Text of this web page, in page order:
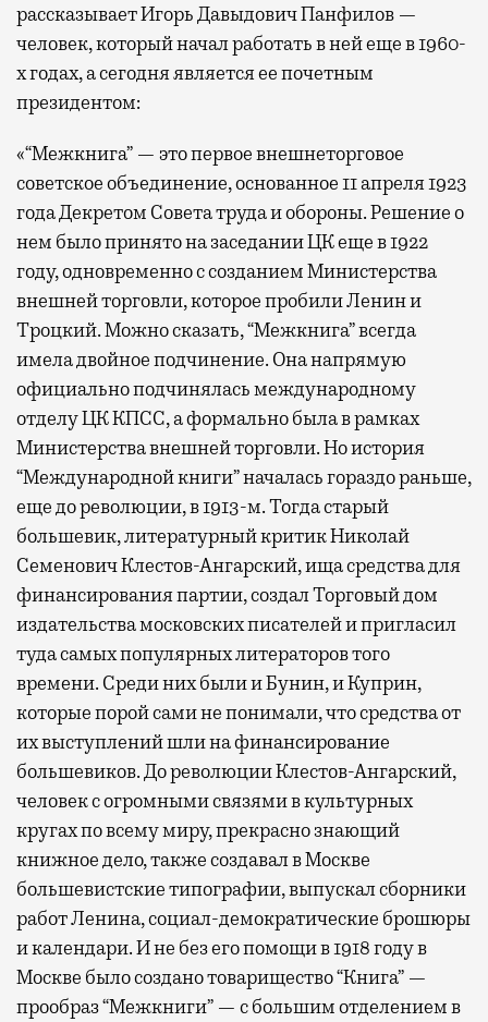
рассказывает Игорь Давыдович Панфилов —
человек, который начал работать в ней еще в 1960-
х годах, а сегодня является ее почетным
президентом:
«“Межкнига” — это первое внешнеторговое
советское объединение, основанное 11 апреля 1923
года Декретом Совета труда и обороны. Решение о
нем было принято на заседании ЦК еще в 1922
году, одновременно с созданием Министерства
внешней торговли, которое пробили Ленин и
Троцкий. Можно сказать, “Межкнига” всегда
имела двойное подчинение. Она напрямую
официально подчинялась международному
отделу ЦК КПСС, а формально была в рамках
Министерства внешней торговли. Но история
“Международной книги” началась гораздо раньше,
еще до революции, в 1913-м. Тогда старый
большевик, литературный критик Николай
Семенович Клестов-Ангарский, ища средства для
финансирования партии, создал Торговый дом
издательства московских писателей и пригласил
туда самых популярных литераторов того
времени. Среди них были и Бунин, и Куприн,
которые порой сами не понимали, что средства от
их выступлений шли на финансирование
большевиков. До революции Клестов-Ангарский,
человек с огромными связями в культурных
кругах по всему миру, прекрасно знающий
книжное дело, также создавал в Москве
большевистские типографии, выпускал сборники
работ Ленина, социал-демократические брошюры
и календари. И не без его помощи в 1918 году в
Москве было создано товарищество “Книга” —
прообраз “Межкниги” — с большим отделением в